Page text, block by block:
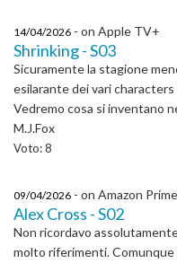
14/04/2026 - on Apple TV+
Shrinking - S03
Sicuramente la stagione
esilarante dei vari characters
Vedremo cosa si inventano
M.J.Fox
Voto: 8
09/04/2026 - on Amazon
Alex Cross - S02
Non ricordavo
molto riferimenti.